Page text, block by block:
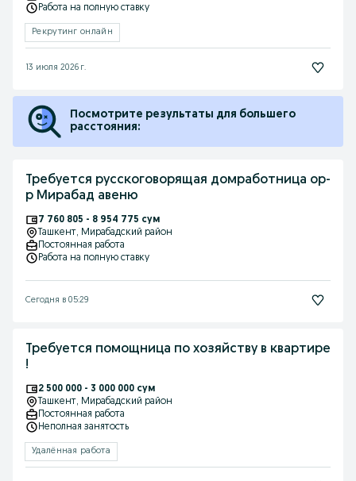
Работа на полную ставку
Рекрутинг онлайн
13 июля 2026 г.
Посмотрите результаты для большего
расстояния:
Требуется русскоговорящая домработница ор-
р Мирабад авеню
7 760 805 - 8 954 775 сум
Ташкент, Мирабадский район
Постоянная работа
Работа на полную ставку
Сегодня в 05:29
Требуется помощница по хозяйству в квартире
!
2 500 000 - 3 000 000 сум
Ташкент, Мирабадский район
Постоянная работа
Неполная занятость
Удалённая работа